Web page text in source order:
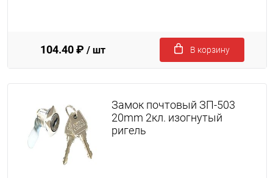
104.40 ₽ / шт В корзину
Замок почтовый ЗП-503
20mm 2кл. изогнутый
ригель